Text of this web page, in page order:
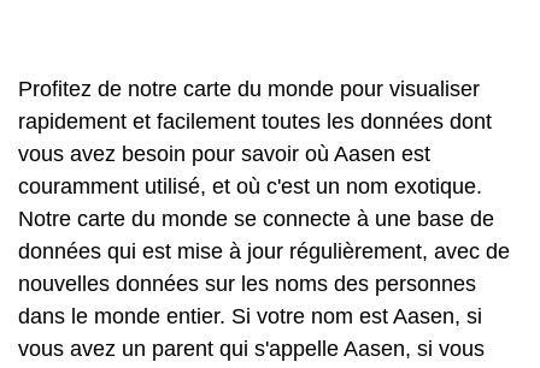
Profitez de notre carte du monde pour visualiser
rapidement et facilement toutes les données dont
vous avez besoin pour savoir où Aasen est
couramment utilisé, et où c'est un nom exotique.
Notre carte du monde se connecte à une base de
données qui est mise à jour régulièrement, avec de
nouvelles données sur les noms des personnes
dans le monde entier. Si votre nom est Aasen, si
vous avez un parent qui s'appelle Aasen, si vous